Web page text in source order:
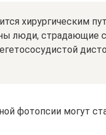
хирургическим
люди, страдающие
фотопсии могут